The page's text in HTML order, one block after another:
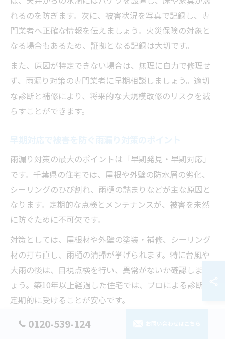
れるのを防ぎます。次に、被害状況を写真で記録し、専
門業者へ正確な情報を伝えましょう。火災保険の対象と
なる場合もあるため、証拠となる記録は大切です。
また、原因が特定できない場合は、無理に自力で修理せ
ず、雨漏り対策の専門業者に早期相談しましょう。適切
な診断と補修により、将来的な大規模改修のリスクを減
らすことができます。
雨漏り対策の最大のポイントは「早期発見・早期対応」
です。千葉県の住宅では、屋根や外壁の防水層の劣化、
シーリングのひび割れ、雨樋の詰まりなどが主な原因と
なります。定期的な点検とメンテナンスが、被害を未然
に防ぐために不可欠です。
対策としては、屋根材や外壁の塗装・補修、シーリング
材の打ち直し、雨樋の清掃が挙げられます。特に台風や
大雨の後は、目視点検を行い、異常がないか確認しまし
ょう。築10年以上経過した住宅では、プロによる診断を
定期的に受けることが安心です。
また、雨漏り対策を怠ると、修理費用が高額になった
0120-539-124